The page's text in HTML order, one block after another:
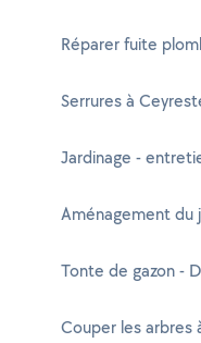
Réparer fuite
Serrures à
Jardinage -
Aménagement du
Tonte de gazon -
Couper les arbres